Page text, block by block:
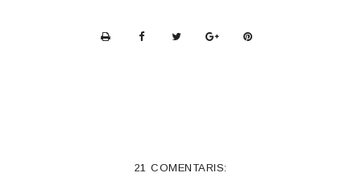
21 COMENTARIS: